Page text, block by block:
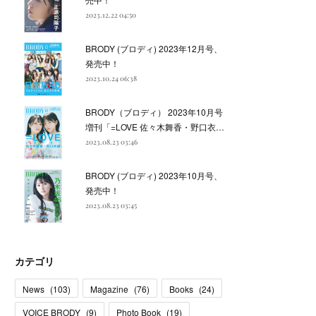
2023.12.22 04:50
BRODY (ブロディ) 2023年12月号、
発売中！
2023.10.24 06:38
BRODY（ブロディ） 2023年10月号
増刊「=LOVE 佐々木舞香・野口衣…
2023.08.23 03:46
BRODY (ブロディ) 2023年10月号、
発売中！
2023.08.23 03:45
カテゴリ
News (103) Magazine (76) Books (24)
VOICE BRODY (9) Photo Book (19)